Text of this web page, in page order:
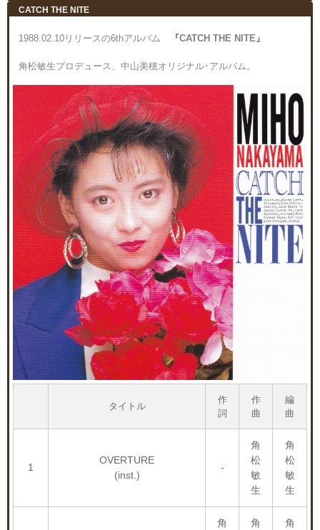
CATCH THE NITE
1988.02.10リリースの6thアルバム 『CATCH THE NITE』
角松敏生プロデュース、中山美穂オリジナル･アルバム。
タイトル
作
詞
作
曲
編
曲
1
OVERTURE
(inst.)
-
角
松
敏
生
角
松
敏
生
角
角
角